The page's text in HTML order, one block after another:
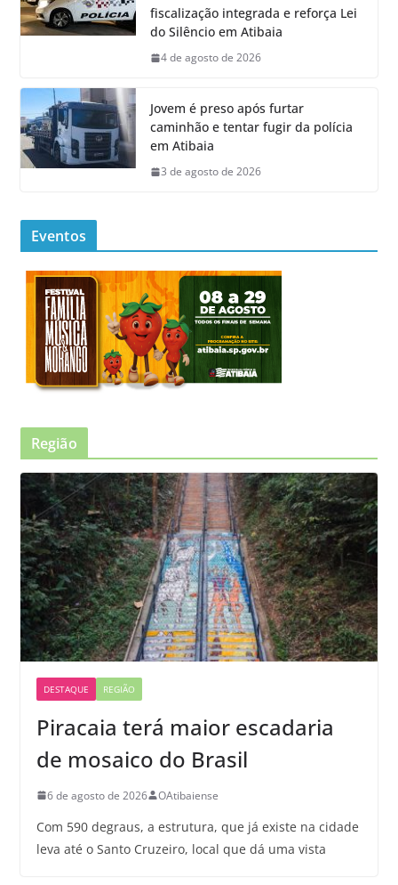
fiscalização integrada e reforça Lei
do Silêncio em Atibaia
4 de agosto de 2026
Jovem é preso após furtar
caminhão e tentar fugir da polícia
em Atibaia
3 de agosto de 2026
Eventos
Região
DESTAQUE REGIÃO
Piracaia terá maior escadaria
de mosaico do Brasil
6 de agosto de 2026 OAtibaiense
Com 590 degraus, a estrutura, que já existe na cidade
leva até o Santo Cruzeiro, local que dá uma vista